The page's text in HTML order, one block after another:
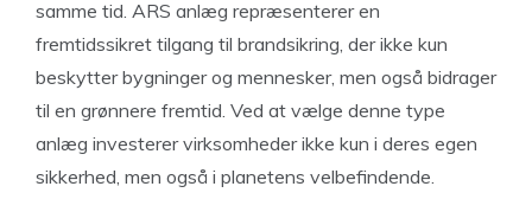
samme tid. ARS anlæg repræsenterer en
fremtidssikret tilgang til brandsikring, der ikke kun
beskytter bygninger og mennesker, men også bidrager
til en grønnere fremtid. Ved at vælge denne type
anlæg investerer virksomheder ikke kun i deres egen
sikkerhed, men også i planetens velbefindende.